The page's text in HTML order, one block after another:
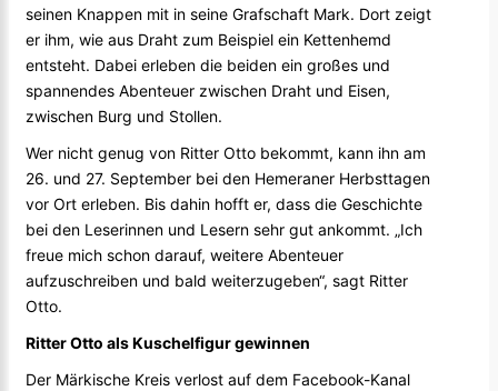
seinen Knappen mit in seine Grafschaft Mark. Dort zeigt
er ihm, wie aus Draht zum Beispiel ein Kettenhemd
entsteht. Dabei erleben die beiden ein großes und
spannendes Abenteuer zwischen Draht und Eisen,
zwischen Burg und Stollen.
Wer nicht genug von Ritter Otto bekommt, kann ihn am
26. und 27. September bei den Hemeraner Herbsttagen
vor Ort erleben. Bis dahin hofft er, dass die Geschichte
bei den Leserinnen und Lesern sehr gut ankommt. „Ich
freue mich schon darauf, weitere Abenteuer
aufzuschreiben und bald weiterzugeben“, sagt Ritter
Otto.
Ritter Otto als Kuschelfigur gewinnen
Der Märkische Kreis verlost auf dem Facebook-Kanal